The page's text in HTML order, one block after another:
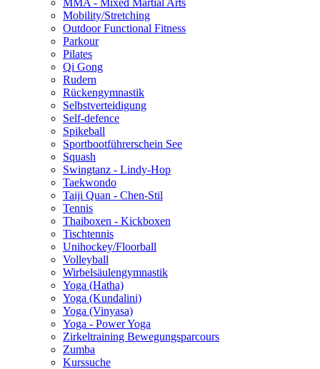
Mobility/Stretching
Outdoor Functional Fitness
Parkour
Pilates
Qi Gong
Rudern
Rückengymnastik
Selbstverteidigung
Self-defence
Spikeball
Sportbootführerschein See
Squash
Swingtanz - Lindy-Hop
Taekwondo
Taiji Quan - Chen-Stil
Tennis
Thaiboxen - Kickboxen
Tischtennis
Unihockey/Floorball
Volleyball
Wirbelsäulengymnastik
Yoga (Hatha)
Yoga (Kundalini)
Yoga (Vinyasa)
Yoga - Power Yoga
Zirkeltraining Bewegungsparcours
Zumba
Kurssuche